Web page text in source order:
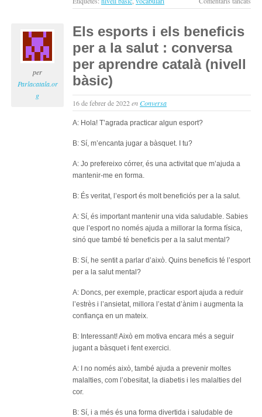
en
per
Parlacatala.or
g
Els esports i els beneficis
per a la salut : conversa
per aprendre català (nivell
bàsic)
16 de febrer de 2022enConversa
A: Hola! T’agrada practicar algun esport?
B: Sí, m’encanta jugar a bàsquet. I tu?
A: Jo prefereixo córrer, és una activitat que m’ajuda a
mantenir-me en forma.
B: És veritat, l’esport és molt beneficiós per a la salut.
A: Sí, és important mantenir una vida saludable. Sabies
que l’esport no només ajuda a millorar la forma física,
sinó que també té beneficis per a la salut mental?
B: Sí, he sentit a parlar d’això. Quins beneficis té l’esport
per a la salut mental?
A: Doncs, per exemple, practicar esport ajuda a reduir
l’estrès i l’ansietat, millora l’estat d’ànim i augmenta la
confiança en un mateix.
B: Interessant! Això em motiva encara més a seguir
jugant a bàsquet i fent exercici.
A: I no només això, també ajuda a prevenir moltes
malalties, com l’obesitat, la diabetis i les malalties del
cor.
B: Sí, i a més és una forma divertida i saludable de